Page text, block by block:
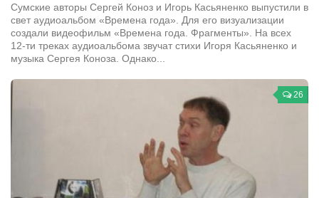
Лариса Ильченко
Орест Коваль
Тамара Кубракова
Елена Мельник
Сумские авторы Сергей Коноз и Игорь Касьяненко выпустили в
свет аудиоальбом «Времена года». Для его визуализации
создали видеофильм «Времена года. Фрагменты». На всех
12-ти треках аудиоальбома звучат стихи Игоря Касьяненко и
музыка Сергея Коноза. Однако...
26